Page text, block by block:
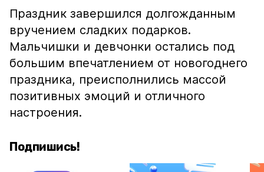
Праздник завершился долгожданным
вручением сладких подарков.
Мальчишки и девчонки остались под
большим впечатлением от новогоднего
праздника, преисполнились массой
позитивных эмоций и отличного
настроения.
Подпишись!